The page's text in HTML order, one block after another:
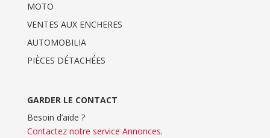
MOTO
VENTES AUX ENCHERES
AUTOMOBILIA
PIÈCES DÉTACHÉES
GARDER LE CONTACT
Besoin d’aide ?
Contactez notre service Annonces.